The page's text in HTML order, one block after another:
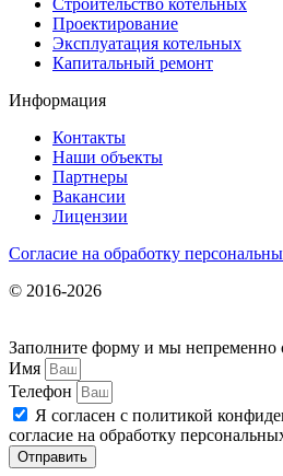
Строительство котельных
Проектирование
Эксплуатация котельных
Капитальный ремонт
Информация
Контакты
Наши объекты
Партнеры
Вакансии
Лицензии
Согласие на обработку
© 2016-2026
Заполните форму и мы непременно
Имя
Телефон
Я согласен с политикой
согласие на обработку
Отправить